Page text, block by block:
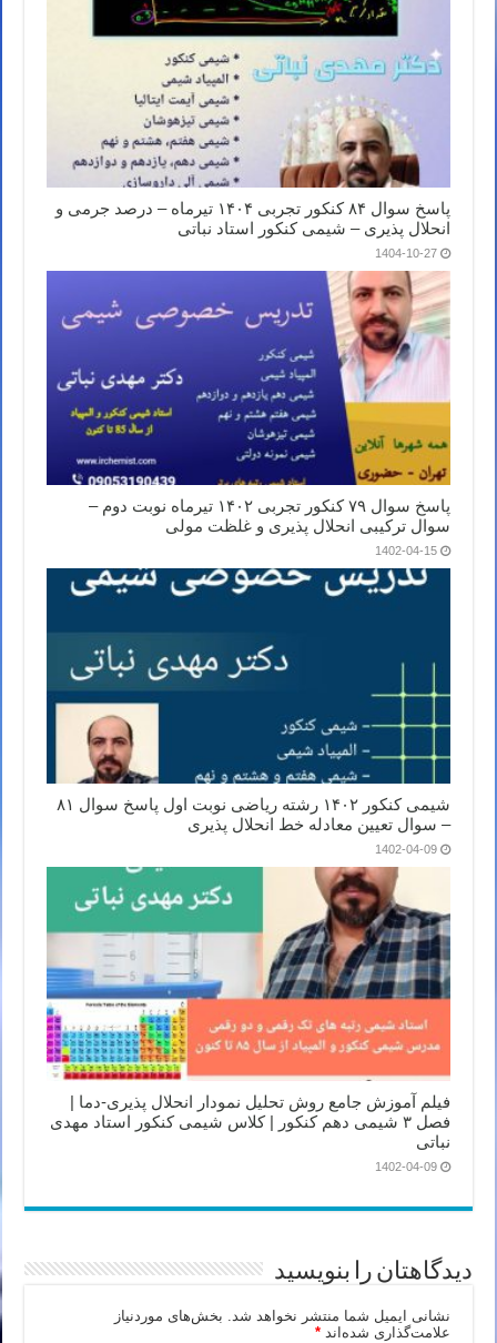
پاسخ سوال ۸۴ کنکور تجربی ۱۴۰۴ تیرماه – درصد جرمی و
انحلال پذیری – شیمی کنکور استاد نباتی
1404-10-27
پاسخ سوال ۷۹ کنکور تجربی ۱۴۰۲ تیرماه نوبت دوم –
سوال ترکیبی انحلال پذیری و غلظت مولی
1402-04-15
شیمی کنکور ۱۴۰۲ رشته ریاضی نوبت اول پاسخ سوال ۸۱
– سوال تعیین معادله خط انحلال پذیری
1402-04-09
فیلم آموزش جامع روش تحلیل نمودار انحلال پذیری-دما |
فصل ۳ شیمی دهم کنکور | کلاس شیمی کنکور استاد مهدی
نباتی
1402-04-09
دیدگاهتان را بنویسید
نشانی ایمیل شما منتشر نخواهد شد. بخش‌های موردنیاز
علامت‌گذاری شده‌اند*